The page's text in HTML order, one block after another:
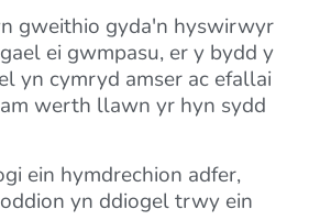
gweithio gyda'n hyswirwyr
ei gwmpasu, er y bydd y
yn cymryd amser ac efallai
werth llawn yr hyn sydd
ein hymdrechion adfer,
yn ddiogel trwy ein